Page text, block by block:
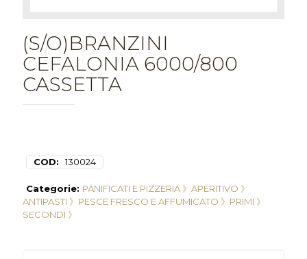
(S/O)BRANZINI
CEFALONIA 6000/800
CASSETTA
COD: 130024
Categorie: PANIFICATI E PIZZERIA 》 APERITIVO 》
ANTIPASTI 》 PESCE FRESCO E AFFUMICATO 》 PRIMI 》
SECONDI 》